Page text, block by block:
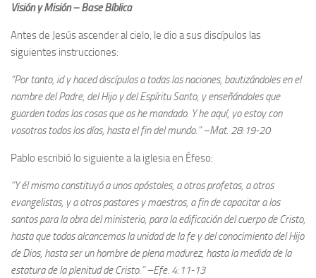
Visión y Misión – Base Bíblica
Antes de Jesús ascender al cielo, le dio a sus discípulos las
siguientes instrucciones:
“Por tanto, id y haced discípulos a todas las naciones, bautizándoles en el
nombre del Padre, del Hijo y del Espíritu Santo, y enseñándoles que
guarden todas las cosas que os he mandado. Y he aquí, yo estoy con
vosotros todos los días, hasta el fin del mundo.” –Mat. 28:19-20
Pablo escribió lo siguiente a la iglesia en Éfeso:
“Y él mismo constituyó a unos apóstoles, a otros profetas, a otros
evangelistas, y a otros pastores y maestros, a fin de capacitar a los
santos para la obra del ministerio, para la edificación del cuerpo de Cristo,
hasta que todos alcancemos la unidad de la fe y del conocimiento del Hijo
de Dios, hasta ser un hombre de plena madurez, hasta la medida de la
estatura de la plenitud de Cristo.” –Efe. 4:11-13